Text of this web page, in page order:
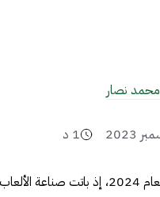
محمد نصار
1 د
أفضل ألعاب أكشن لعام 2024، إذ باتت